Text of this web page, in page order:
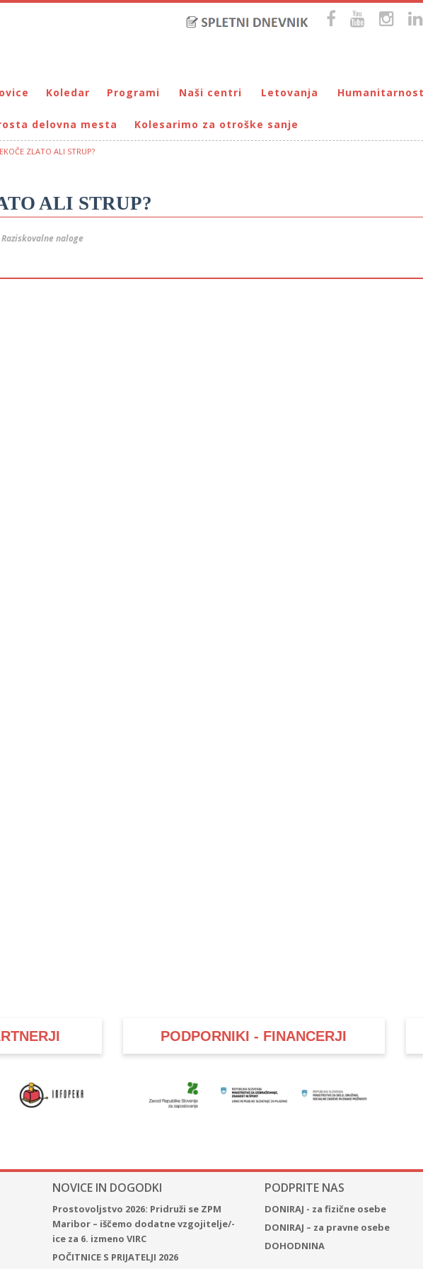
Koledar Programi
Bralna značka
Eko programi
Mladi za napredek Maribora
Mladinski center DUM
Naši centri
DUM Maribor
VIRC Poreč
Letovanja
Letovanje – VIRC Poreč
Letovanje – DMZ na Pohorju
Humanitarnost
Dohodnina –
delovna mesta Kolesarimo za otroške sanje
ZLATO ALI STRUP?
ALI STRUP?
Raziskovalne naloge
PODPORNIKI - FINANCERJI
NOVICE IN DOGODKI
Prostovoljstvo 2026: Pridruži se ZPM
Maribor – iščemo dodatne vzgojitelje/-
ice za 6. izmeno VIRC
POČITNICE S PRIJATELJI 2026
PODPRITE NAS
DONIRAJ - za fizične osebe
DONIRAJ – za pravne osebe
DOHODNINA